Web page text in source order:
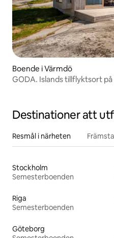
Boende i Värmdö
GODA. Islands tillflyktsort på
Destinationer att
Resmål i närheten
Stockholm
Semesterboenden
Riga
Semesterboenden
Göteborg